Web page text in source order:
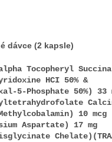
dávce (2 kapsle)
Tocopheryl
HCI 50% &
50%) 33
10 mcg
Aspartate) 17 mg